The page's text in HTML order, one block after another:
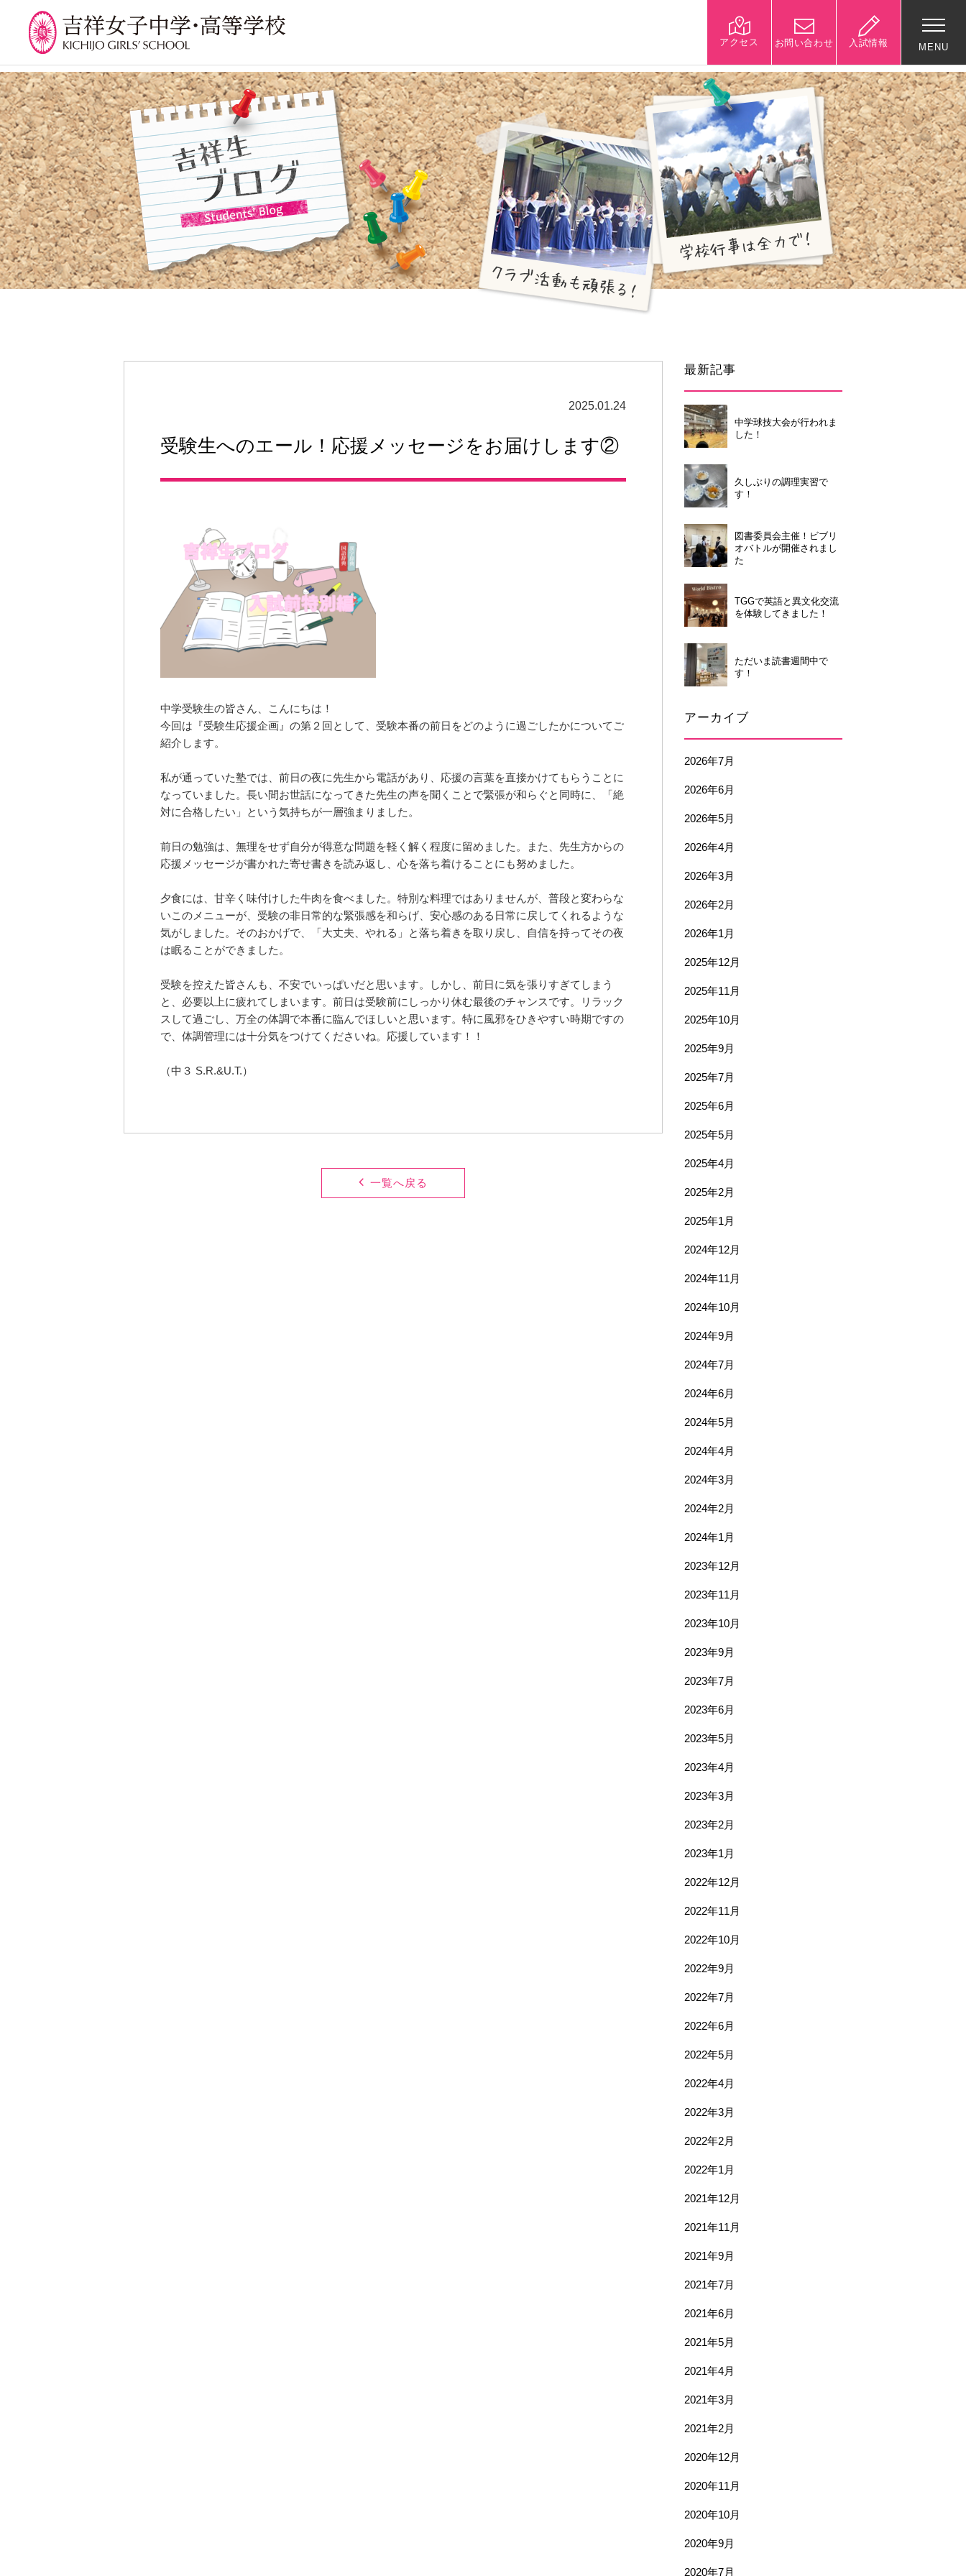
アクセス お問い合わせ 入試情報 MENU
学校紹介
校長挨拶
沿革
建学の精神と校是
施設・設備
八王子キャンパス
学校規模
学校紹介動画
吉祥での学び
カリキュラム
授業、各教科の取り組み
補習・教養講座・公開講
座・高大連携・講習・勉
強合宿
ライフスキルプログラム
芸術教育
学校生活
吉祥の一日
年間行事
委員会活動・部活動
学校生活Q&A
生徒居住地・通学時間
進路・進学
大学合格実績
進路プログラム
卒業生のメッセージ
卒業生の活躍
国際交流
国際交流行事
1年留学の制度
1年留学の留学先
本校の姉妹校・友好校
入試関連情報
学校説明会等イベント情
報
デジタルパンフレット
募集要項
入試結果
入試問題
入試Q&A
保護者の方へ 個人情報保護について
2025.01.24
受験生へのエール！応援メッセージをお届けします②
中学受験生の皆さん、こんにちは！
今回は『受験生応援企画』の第２回として、受験本番の前日をどのように過ごしたかについてご
紹介します。
私が通っていた塾では、前日の夜に先生から電話があり、応援の言葉を直接かけてもらうことに
なっていました。長い間お世話になってきた先生の声を聞くことで緊張が和らぐと同時に、「絶
対に合格したい」という気持ちが一層強まりました。
前日の勉強は、無理をせず自分が得意な問題を軽く解く程度に留めました。また、先生方からの
応援メッセージが書かれた寄せ書きを読み返し、心を落ち着けることにも努めました。
夕食には、甘辛く味付けした牛肉を食べました。特別な料理ではありませんが、普段と変わらな
いこのメニューが、受験の非日常的な緊張感を和らげ、安心感のある日常に戻してくれるような
気がしました。そのおかげで、「大丈夫、やれる」と落ち着きを取り戻し、自信を持ってその夜
は眠ることができました。
受験を控えた皆さんも、不安でいっぱいだと思います。しかし、前日に気を張りすぎてしまう
と、必要以上に疲れてしまいます。前日は受験前にしっかり休む最後のチャンスです。リラック
スして過ごし、万全の体調で本番に臨んでほしいと思います。特に風邪をひきやすい時期ですの
で、体調管理には十分気をつけてくださいね。応援しています！！
（中３ S.R.&U.T.）
一覧へ戻る
最新記事
中学球技大会が行われま
した！
久しぶりの調理実習で
す！
図書委員会主催！ビブリ
オバトルが開催されまし
た
TGGで英語と異文化交流
を体験してきました！
ただいま読書週間中で
す！
アーカイブ
2026年7月
2026年6月
2026年5月
2026年4月
2026年3月
2026年2月
2026年1月
2025年12月
2025年11月
2025年10月
2025年9月
2025年7月
2025年6月
2025年5月
2025年4月
2025年2月
2025年1月
2024年12月
2024年11月
2024年10月
2024年9月
2024年7月
2024年6月
2024年5月
2024年4月
2024年3月
2024年2月
2024年1月
2023年12月
2023年11月
2023年10月
2023年9月
2023年7月
2023年6月
2023年5月
2023年4月
2023年3月
2023年2月
2023年1月
2022年12月
2022年11月
2022年10月
2022年9月
2022年7月
2022年6月
2022年5月
2022年4月
2022年3月
2022年2月
2022年1月
2021年12月
2021年11月
2021年9月
2021年7月
2021年6月
2021年5月
2021年4月
2021年3月
2021年2月
2020年12月
2020年11月
2020年10月
2020年9月
2020年7月